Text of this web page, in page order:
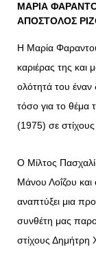
ΜΑΡΙΑ
ΑΠΟΣΤΟΛΟΣ
Η Μαρία
καριέρας της και
ολότητά του έναν
τόσο για το θέμα
(1975) σε στίχους
Ο Μίλτος
Μάνου Λοΐζου και
αναπτύξει μια
συνθέτη μας
στίχους Δημήτρη